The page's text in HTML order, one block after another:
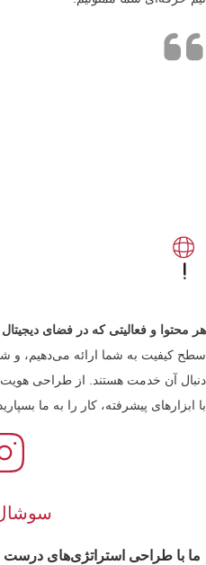
هر محتوا و فعالیتی که در فضای دیجیتال
سطح کیفیت به شما ارائه می‌دهیم، و
دنبال آن خدمت هستند. از طراحی هویت
با ابزارهای پیشرفته، کار را به ما بسپارید.
ما با طراحی استراتژی‌های درست